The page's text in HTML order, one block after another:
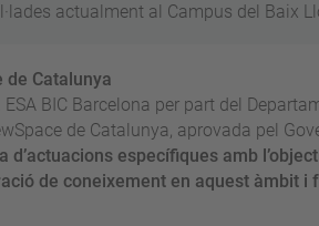
actualment al Campus del Baix
de Catalunya
BIC Barcelona per part del
de Catalunya, aprovada pel
específiques amb
de coneixement en aquest àmbit i